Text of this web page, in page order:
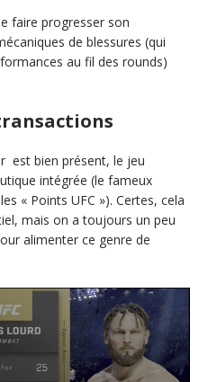
faire progresser son
de blessures (qui
au fil des rounds)
est bien présent, le jeu
intégrée (le fameux
« Points UFC »). Certes, cela
mais on a toujours un peu
alimenter ce genre de